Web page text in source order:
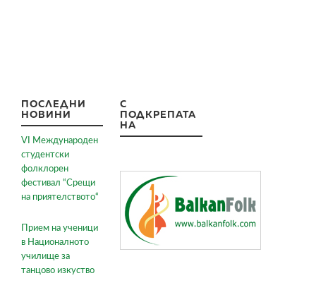
ПОСЛЕДНИ
НОВИНИ
VI Международен
студентски
фолклорен
фестивал “Срещи
на приятелството“
Прием на ученици
в Националното
училище за
танцово изкуство
С
ПОДКРЕПАТА
НА